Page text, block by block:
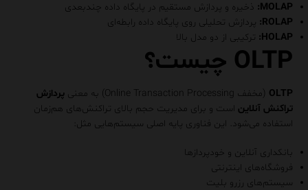
MOLAP: ذخیره و پردازش مستقیم در پایگاه داده چندبعدی
ROLAP: پردازش تحلیلی روی پایگاه داده رابطه‌ای
HOLAP: ترکیبی از دو مدل بالا
OLTP چیست؟
OLTP (مخفف Online Transaction Processing) به معنی
پردازش
تراکنش آنلاین است و برای مدیریت حجم بالای تراکنش‌های هم‌زمان
استفاده می‌شود. این فناوری پایه اصلی سیستم‌هایی مثل:
بانکداری آنلاین و خودپردازها
فروشگاه‌های اینترنتی
سیستم‌های رزرو بلیت